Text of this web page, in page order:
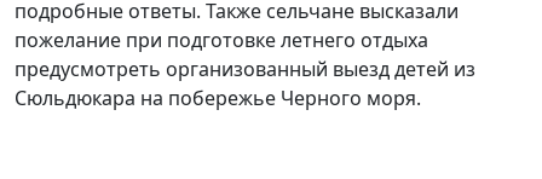
подробные ответы. Также сельчане высказали
пожелание при подготовке летнего отдыха
предусмотреть организованный выезд детей из
Сюльдюкара на побережье Черного моря.